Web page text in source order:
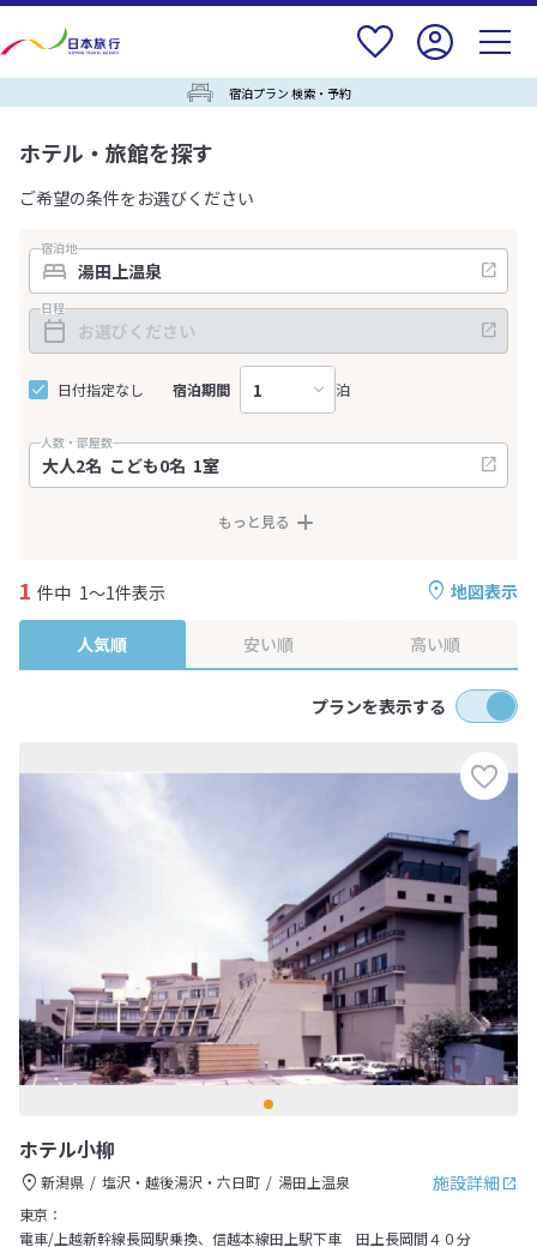
宿泊プラン 検索・予約
ホテル・旅館を探す
ご希望の条件をお選びください
宿泊地
日程
日付指定なし 宿泊期間 泊
人数・部屋数
もっと見る
地図表示
1 件中 1～1件表示
人気順 安い順 高い順
プランを表示する
ホテル小柳
施設詳細
新潟県 塩沢・越後湯沢・六日町
湯田上温泉
東京：
電車/上越新幹線長岡駅乗換、信越本線田上駅下車 田上長岡間４０分